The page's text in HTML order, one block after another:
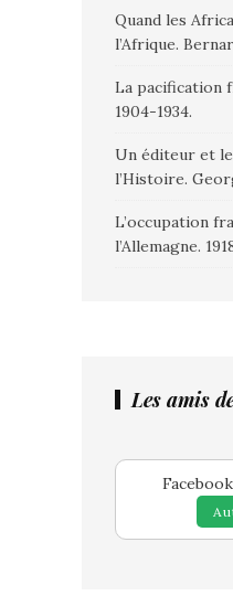
Quand les
l’Afrique.
La pacification
1904-1934.
Un éditeur et
l’Histoire.
L’occupation
l’Allemagne.
Les amis